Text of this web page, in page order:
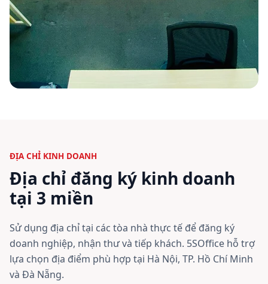
ĐỊA CHỈ KINH DOANH
Địa chỉ đăng ký kinh doanh
tại 3 miền
Sử dụng địa chỉ tại các tòa nhà thực tế để đăng ký
doanh nghiệp, nhận thư và tiếp khách. 5SOffice hỗ trợ
lựa chọn địa điểm phù hợp tại Hà Nội, TP. Hồ Chí Minh
và Đà Nẵng.